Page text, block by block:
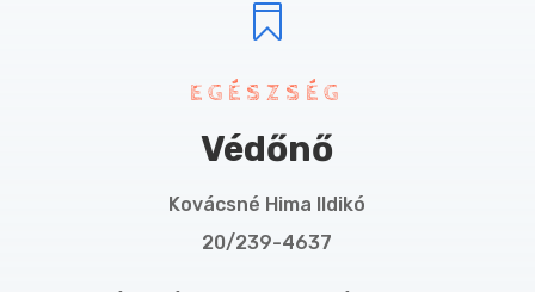

EGÉSZSÉG
Védőnő
Kovácsné Hima Ildikó
20/239-4637